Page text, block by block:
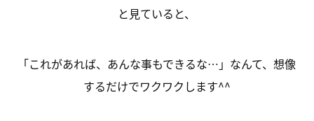
と見ていると、
「これがあれば、あんな事もできるな…」なんて、想像
するだけでワクワクします^^